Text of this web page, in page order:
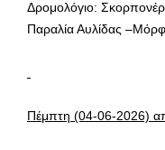
Δρομολόγιο:
Παραλία Αυλίδας
Πέμπτη (04-06-2026)